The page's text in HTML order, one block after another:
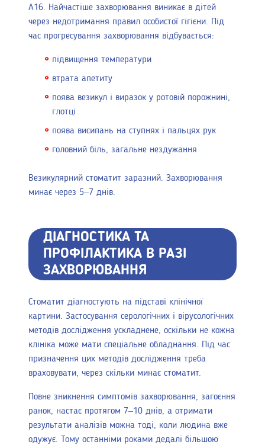
А16. Найчастіше захворювання виникає в дітей
через недотримання правил особистої гігієни. Під
час прогресування захворювання відбувається:
підвищення температури
втрата апетиту
поява везикул і виразок у ротовій порожнині,
глотці
поява висипань на ступнях і пальцях рук
головний біль, загальне нездужання
Везикулярний стоматит заразний. Захворювання
минає через 5–7 днів.
ДІАГНОСТИКА ТА
ПРОФІЛАКТИКА В РАЗІ
ЗАХВОРЮВАННЯ
Стоматит діагностують на підставі клінічної
картини. Застосування серологічних і вірусологічних
методів дослідження ускладнене, оскільки не кожна
клініка може мати спеціальне обладнання. Під час
призначення цих методів дослідження треба
враховувати, через скільки минає стоматит.
Повне зникнення симптомів захворювання, загоєння
ранок, настає протягом 7–10 днів, а отримати
результати аналізів можна тоді, коли людина вже
одужує. Тому останніми роками дедалі більшою